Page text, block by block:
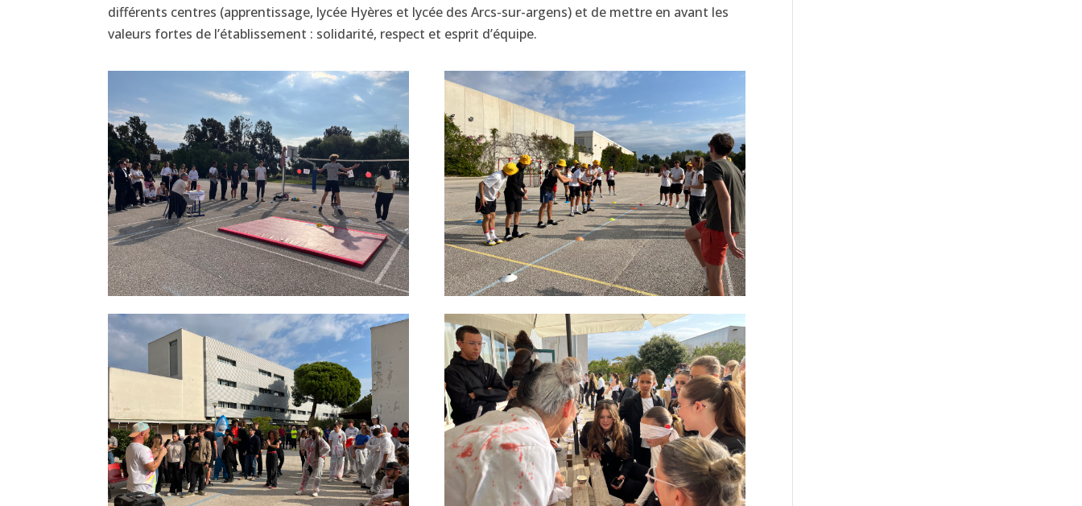
différents centres (apprentissage, lycée Hyères et lycée des Arcs-sur-argens) et de mettre en avant les
valeurs fortes de l’établissement : solidarité, respect et esprit d’équipe.